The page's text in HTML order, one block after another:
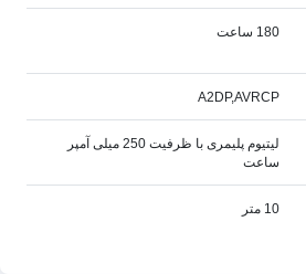
180 ساعت
A2DP,AVRCP
لیتیوم پلیمری با ظرفیت 250 میلی آمپر
ساعت
10 متر